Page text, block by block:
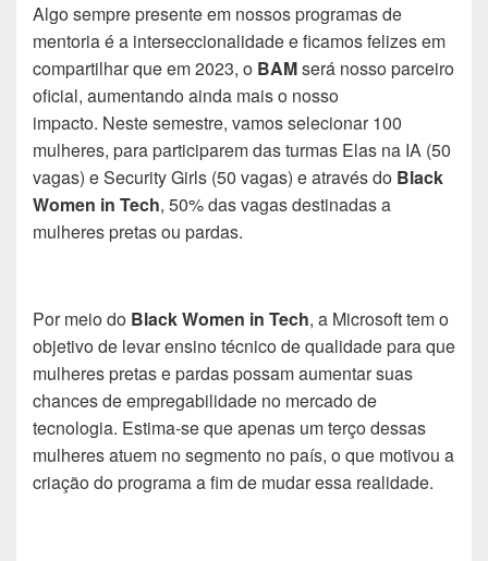
Algo sempre presente em nossos programas de
mentoria é a interseccionalidade e ficamos felizes em
compartilhar que em 2023, o BAMserá nosso parceiro
oficial, aumentando ainda mais o nosso
impacto. Neste semestre, vamos selecionar 100
mulheres, para participarem das turmas Elas na IA (50
vagas) e Security Girls (50 vagas) e através do Black
Women in Tech, 50% das vagas destinadas a
mulheres pretas ou pardas.
Por meio do Black Women in Tech, a Microsoft temo
objetivo de levar ensino técnico de qualidade para que
mulherespretas e pardaspossam aumentar suas
chances de empregabilidade no mercado de
tecnologia. Estima-se queapenas um terço dessas
mulheres atuem no segmento no país, o que motivou a
criação do programa a fim de mudar essa realidade.